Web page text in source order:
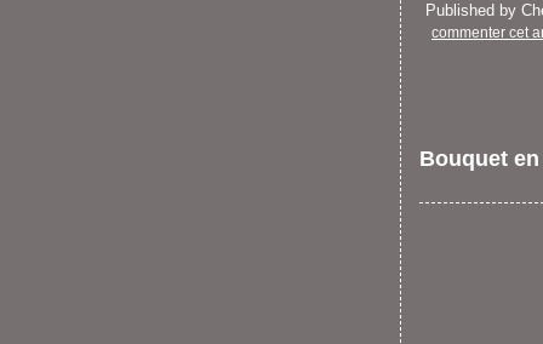
Published by
commenter cet
Bouquet